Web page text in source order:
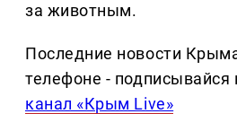
за животным.
Последние новости
телефоне - подписывайся
канал «Крым Live»